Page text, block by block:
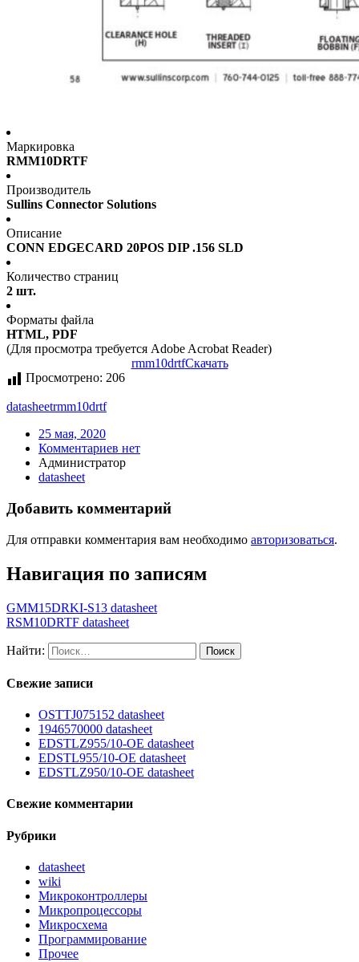
Маркировка
RMM10DRTF
Производитель
Sullins Connector Solutions
Описание
CONN EDGECARD 20POS DIP .156 SLD
Количество страниц
2 шт.
Форматы файла
HTML, PDF
(Для просмотра требуется Adobe Acrobat Reader)
rmm10drtfСкачать
Просмотрено: 206
datasheetrmm10drtf
25 мая, 2020
Комментариев нет
Администратор
datasheet
Добавить комментарий
Для отправки комментария вам необходимо авторизоваться.
Навигация по записям
GMM15DRKI-S13 datasheet
RSM10DRTF datasheet
Найти:
Свежие записи
OSTTJ075152 datasheet
1946570000 datasheet
EDSTLZ955/10-OE datasheet
EDSTL955/10-OE datasheet
EDSTLZ950/10-OE datasheet
Свежие комментарии
Рубрики
datasheet
wiki
Микроконтроллеры
Микропроцессоры
Микросхема
Программирование
Прочее